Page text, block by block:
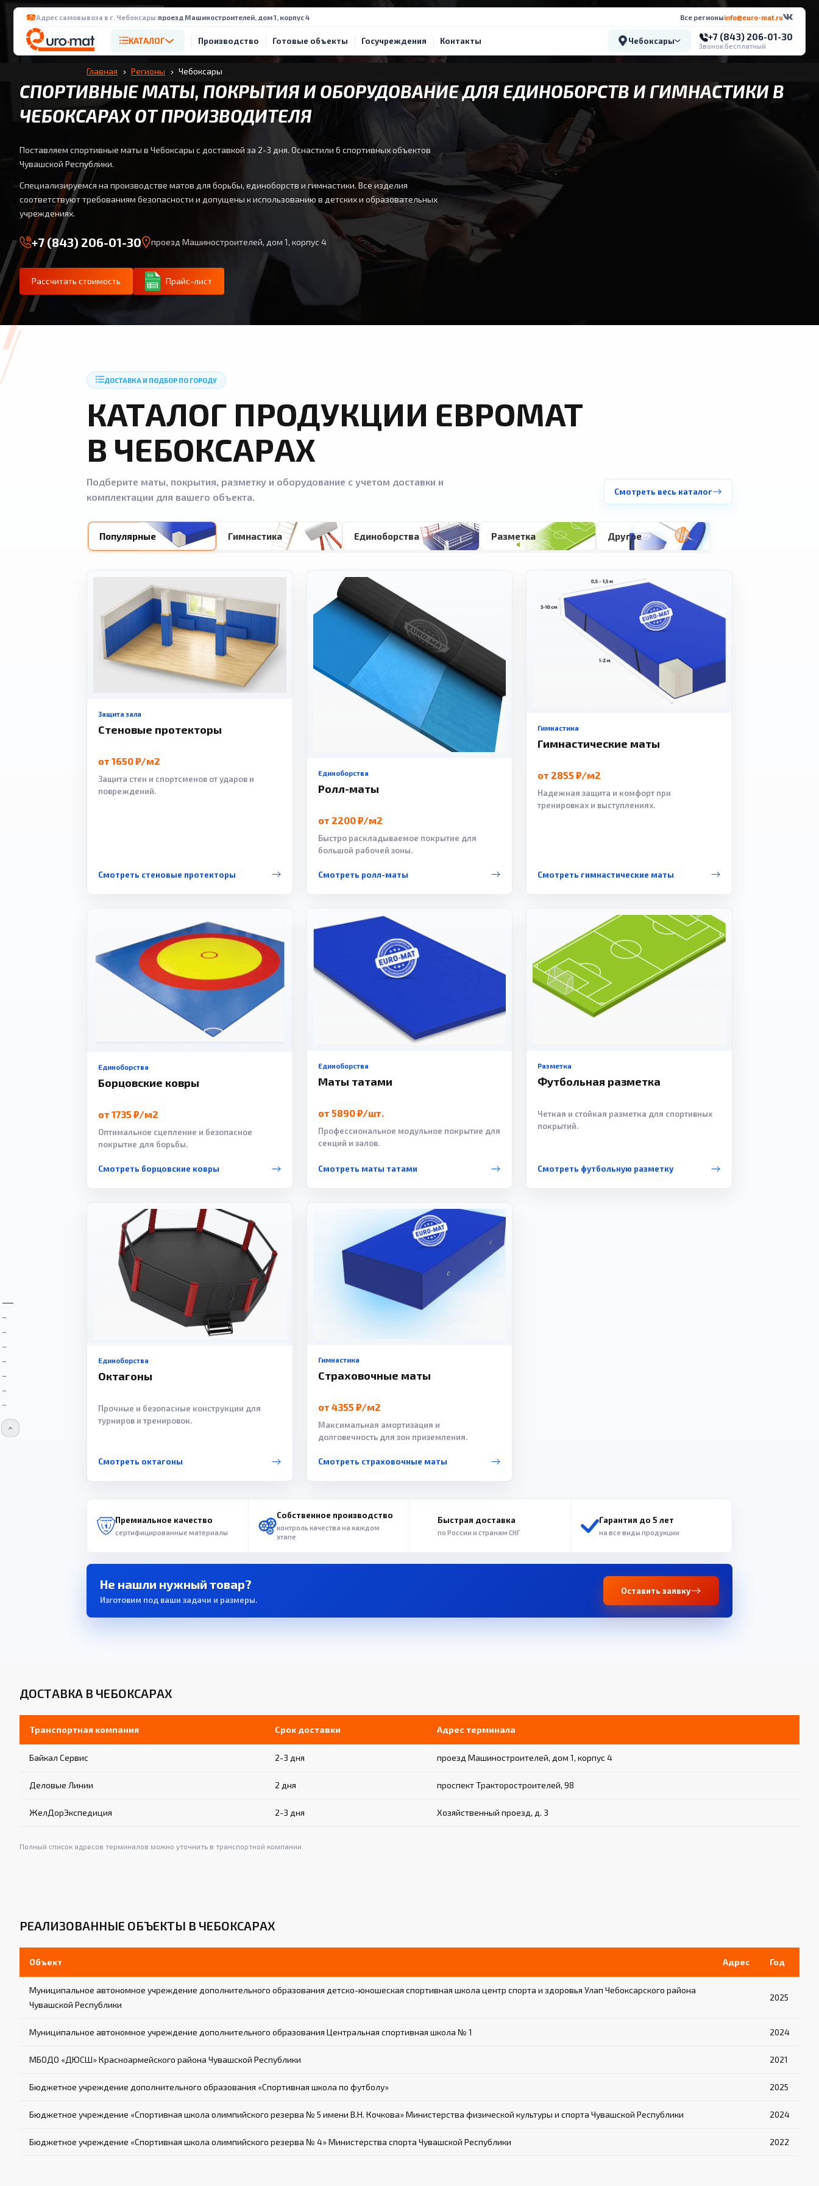
Адрес самовывоза в г. Чебоксары:проезд Машиностроителей, дом 1, корпус 4 Все регионыinfo@euro-mat.ru
КАТАЛОГ Производство Готовые объекты Госучреждения Контакты Чебоксары +7 (843) 206-01-30
Звонок бесплатный
Главная Регионы Чебоксары
СПОРТИВНЫЕ МАТЫ, ПОКРЫТИЯ И ОБОРУДОВАНИЕ ДЛЯ ЕДИНОБОРСТВ И ГИМНАСТИКИ В
ЧЕБОКСАРАХ ОТ ПРОИЗВОДИТЕЛЯ
Поставляем спортивные маты в Чебоксары с доставкой за 2-3 дня. Оснастили 6 спортивных объектов
Чувашской Республики.
Специализируемся на производстве матов для борьбы, единоборств и гимнастики. Все изделия
соответствуют требованиям безопасности и допущены к использованию в детских и образовательных
учреждениях.
+7 (843) 206-01-30 проезд Машиностроителей, дом 1, корпус 4
Рассчитать стоимость Прайс-лист
ДОСТАВКА И ПОДБОР ПО ГОРОДУ
КАТАЛОГ ПРОДУКЦИИ ЕВРОМАТ
В ЧЕБОКСАРАХ
Подберите маты, покрытия, разметку и оборудование с учетом доставки и
комплектации для вашего объекта.
Смотреть весь каталог
Популярные Гимнастика Единоборства Разметка Другое
Защита зала
Стеновые протекторы
от 1650 ₽/м2
Защита стен и спортсменов от ударов и
повреждений.
Смотреть стеновые протекторы
Единоборства
Ролл-маты
от 2200 ₽/м2
Быстро раскладываемое покрытие для
большой рабочей зоны.
Смотреть ролл-маты
Гимнастика
Гимнастические маты
от 2855 ₽/м2
Надежная защита и комфорт при
тренировках и выступлениях.
Смотреть гимнастические маты
Единоборства
Борцовские ковры
от 1735 ₽/м2
Оптимальное сцепление и безопасное
покрытие для борьбы.
Смотреть борцовские ковры
Единоборства
Маты татами
от 5890 ₽/шт.
Профессиональное модульное покрытие для
секций и залов.
Смотреть маты татами
Разметка
Футбольная разметка
Четкая и стойкая разметка для спортивных
покрытий.
Смотреть футбольную разметку
Единоборства
Октагоны
Прочные и безопасные конструкции для
турниров и тренировок.
Смотреть октагоны
Гимнастика
Страховочные маты
от 4355 ₽/м2
Максимальная амортизация и
долговечность для зон приземления.
Смотреть страховочные маты
Премиальное качество
сертифицированные материалы
Собственное производство
контроль качества на каждом
этапе
Быстрая доставка
по России и странам СНГ
Гарантия до 5 лет
на все виды продукции
Не нашли нужный товар?
Изготовим под ваши задачи и размеры.
Оставить заявку
ДОСТАВКА В ЧЕБОКСАРАХ
Транспортная компания Срок доставки Адрес терминала
Байкал Сервис 2-3 дня проезд Машиностроителей, дом 1, корпус 4
Деловые Линии 2 дня проспект Тракторостроителей, 98
ЖелДорЭкспедиция 2-3 дня Хозяйственный проезд, д. 3
Полный список адресов терминалов можно уточнить в транспортной компании.
РЕАЛИЗОВАННЫЕ ОБЪЕКТЫ В ЧЕБОКСАРАХ
Объект Адрес Год
Муниципальное автономное учреждение дополнительного образования детско-юношеская спортивная школа центр спорта и здоровья Улап Чебоксарского района
Чувашской Республики
2025
Муниципальное автономное учреждение дополнительного образования Центральная спортивная школа № 1 2024
МБОДО «ДЮСШ» Красноармейского района Чувашской Республики 2021
Бюджетное учреждение дополнительного образования «Спортивная школа по футболу» 2025
Бюджетное учреждение «Спортивная школа олимпийского резерва № 5 имени В.Н. Кочкова» Министерства физической культуры и спорта Чувашской Республики 2024
Бюджетное учреждение «Спортивная школа олимпийского резерва № 4» Министерства спорта Чувашской Республики 2022